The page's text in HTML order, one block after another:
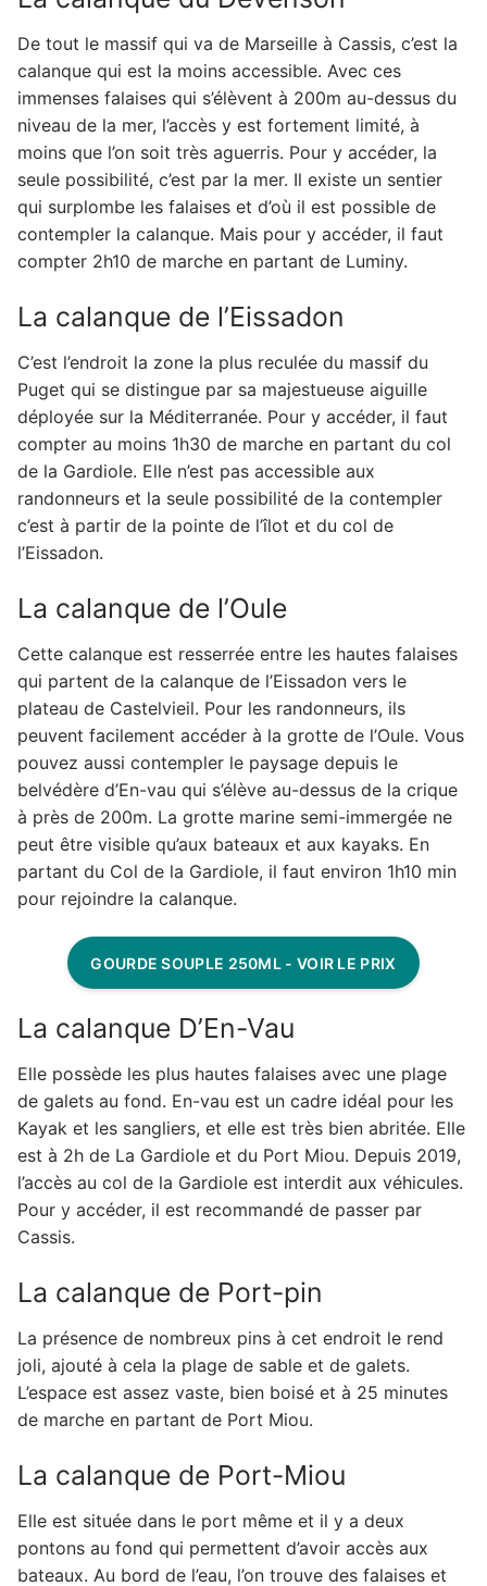
De tout le massif qui va de Marseille à Cassis, c’est la
calanque qui est la moins accessible. Avec ces
immenses falaises qui s’élèvent à 200m au-dessus du
niveau de la mer, l’accès y est fortement limité, à
moins que l’on soit très aguerris. Pour y accéder, la
seule possibilité, c’est par la mer. Il existe un sentier
qui surplombe les falaises et d’où il est possible de
contempler la calanque. Mais pour y accéder, il faut
compter 2h10 de marche en partant de Luminy.
La calanque de l’Eissadon
C’est l’endroit la zone la plus reculée du massif du
Puget qui se distingue par sa majestueuse aiguille
déployée sur la Méditerranée. Pour y accéder, il faut
compter au moins 1h30 de marche en partant du col
de la Gardiole. Elle n’est pas accessible aux
randonneurs et la seule possibilité de la contempler
c’est à partir de la pointe de l’îlot et du col de
l’Eissadon.
La calanque de l’Oule
Cette calanque est resserrée entre les hautes falaises
qui partent de la calanque de l’Eissadon vers le
plateau de Castelvieil. Pour les randonneurs, ils
peuvent facilement accéder à la grotte de l’Oule. Vous
pouvez aussi contempler le paysage depuis le
belvédère d’En-vau qui s’élève au-dessus de la crique
à près de 200m. La grotte marine semi-immergée ne
peut être visible qu’aux bateaux et aux kayaks. En
partant du Col de la Gardiole, il faut environ 1h10 min
pour rejoindre la calanque.
GOURDE SOUPLE 250ML - VOIR LE PRIX
La calanque D’En-Vau
Elle possède les plus hautes falaises avec une plage
de galets au fond. En-vau est un cadre idéal pour les
Kayak et les sangliers, et elle est très bien abritée. Elle
est à 2h de La Gardiole et du Port Miou. Depuis 2019,
l’accès au col de la Gardiole est interdit aux véhicules.
Pour y accéder, il est recommandé de passer par
Cassis.
La calanque de Port-pin
La présence de nombreux pins à cet endroit le rend
joli, ajouté à cela la plage de sable et de galets.
L’espace est assez vaste, bien boisé et à 25 minutes
de marche en partant de Port Miou.
La calanque de Port-Miou
Elle est située dans le port même et il y a deux
pontons au fond qui permettent d’avoir accès aux
bateaux. Au bord de l’eau, l’on trouve des falaises et